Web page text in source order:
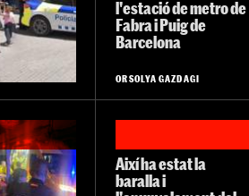
l'estació de metro de
Fabra i Puig de
Barcelona
ORSOLYA GAZDAGI
Així ha estat la
baralla i